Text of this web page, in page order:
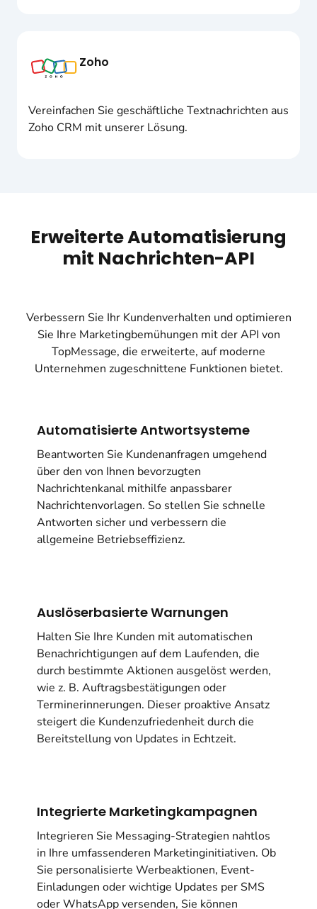
Zoho
Vereinfachen Sie geschäftliche Textnachrichten aus
Zoho CRM mit unserer Lösung.
Erweiterte Automatisierung
mit Nachrichten-API
Verbessern Sie Ihr Kundenverhalten und optimieren
Sie Ihre Marketingbemühungen mit der API von
TopMessage, die erweiterte, auf moderne
Unternehmen zugeschnittene Funktionen bietet.
Automatisierte Antwortsysteme
Beantworten Sie Kundenanfragen umgehend
über den von Ihnen bevorzugten
Nachrichtenkanal mithilfe anpassbarer
Nachrichtenvorlagen. So stellen Sie schnelle
Antworten sicher und verbessern die
allgemeine Betriebseffizienz.
Auslöserbasierte Warnungen
Halten Sie Ihre Kunden mit automatischen
Benachrichtigungen auf dem Laufenden, die
durch bestimmte Aktionen ausgelöst werden,
wie z. B. Auftragsbestätigungen oder
Terminerinnerungen. Dieser proaktive Ansatz
steigert die Kundenzufriedenheit durch die
Bereitstellung von Updates in Echtzeit.
Integrierte Marketingkampagnen
Integrieren Sie Messaging-Strategien nahtlos
in Ihre umfassenderen Marketinginitiativen. Ob
Sie personalisierte Werbeaktionen, Event-
Einladungen oder wichtige Updates per SMS
oder WhatsApp versenden, Sie können